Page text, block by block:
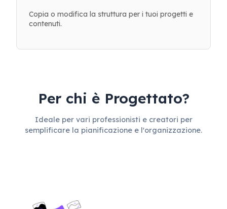
Copia o modifica la struttura per i tuoi progetti e
contenuti.
Per chi è Progettato?
Ideale per vari professionisti e creatori per
semplificare la pianificazione e l'organizzazione.